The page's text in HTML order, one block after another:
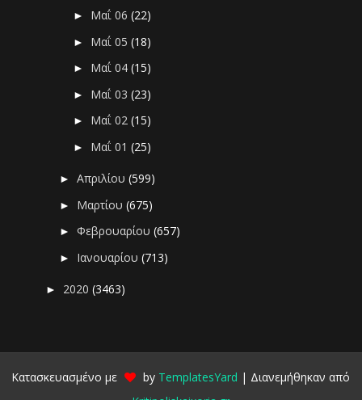
► Μαΐ 06(22)
► Μαΐ 05(18)
► Μαΐ 04(15)
► Μαΐ 03(23)
► Μαΐ 02(15)
► Μαΐ 01(25)
►Απριλίου(599)
► Μαρτίου(675)
►Φεβρουαρίου(657)
► Ιανουαρίου(713)
► 2020(3463)
Κατασκευασμένο με by TemplatesYard | Διανεμήθηκαν από